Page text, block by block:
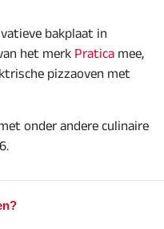
bakplaat in
het merk Pratica mee,
pizzaoven met
onder andere culinaire